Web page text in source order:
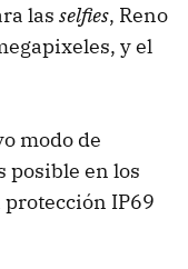
las selfies, Reno
y el
modo de
posible en los
protección IP69